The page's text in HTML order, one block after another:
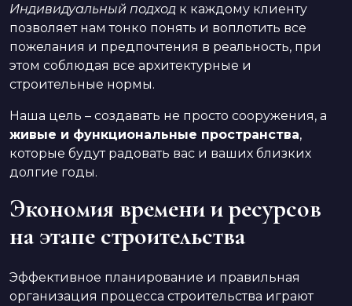
Индивидуальный подход к каждому клиенту
позволяет нам тонко понять и воплотить все
пожелания и предпочтения в реальность, при
этом соблюдая все архитектурные и
строительные нормы.
Наша цель – создавать не просто сооружения, а
живые и функциональные пространства,
которые будут радовать вас и ваших близких
долгие годы.
Экономия времени и ресурсов
на этапе строительства
Эффективное планирование и правильная
организация процесса строительства играют